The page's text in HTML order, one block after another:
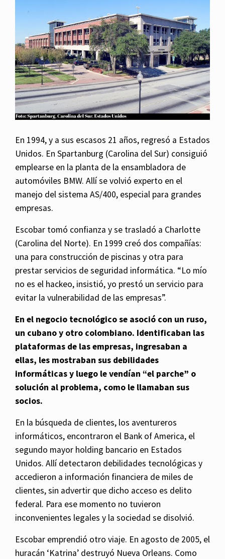
En 1994, y a sus escasos 21 años, regresó a Estados
Unidos. En Spartanburg (Carolina del Sur) consiguió
emplearse en la planta de la ensambladora de
automóviles BMW. Allí se volvió experto en el
manejo del sistema AS/400, especial para grandes
empresas.
Escobar tomó confianza y se trasladó a Charlotte
(Carolina del Norte). En 1999 creó dos compañías:
una para construcción de piscinas y otra para
prestar servicios de seguridad informática. “Lo mío
no es el hackeo, insistió, yo prestó un servicio para
evitar la vulnerabilidad de las empresas”.
En el negocio tecnológico se asoció con un ruso,
un cubano y otro colombiano. Identificaban las
plataformas de las empresas, ingresaban a
ellas, les mostraban sus debilidades
informáticas y luego le vendían “el parche” o
solución al problema, como le llamaban sus
socios.
En la búsqueda de clientes, los aventureros
informáticos, encontraron el Bank of America, el
segundo mayor holding bancario en Estados
Unidos. Allí detectaron debilidades tecnológicas y
accedieron a información financiera de miles de
clientes, sin advertir que dicho acceso es delito
federal. Para ese momento no tuvieron
inconvenientes legales y la sociedad se disolvió.
Escobar emprendió otro viaje. En agosto de 2005, el
huracán ‘Katrina’ destruyó Nueva Orleans. Como